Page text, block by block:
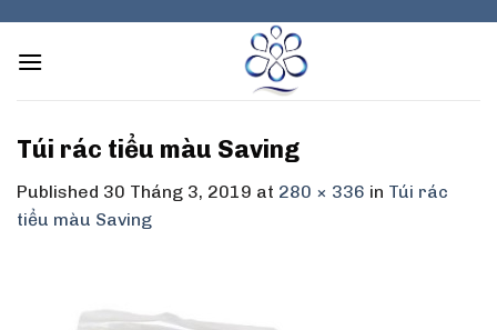
content
Túi rác tiểu màu Saving
Published 30 Tháng 3, 2019 at 280 × 336 in Túi rác
tiểu màu Saving